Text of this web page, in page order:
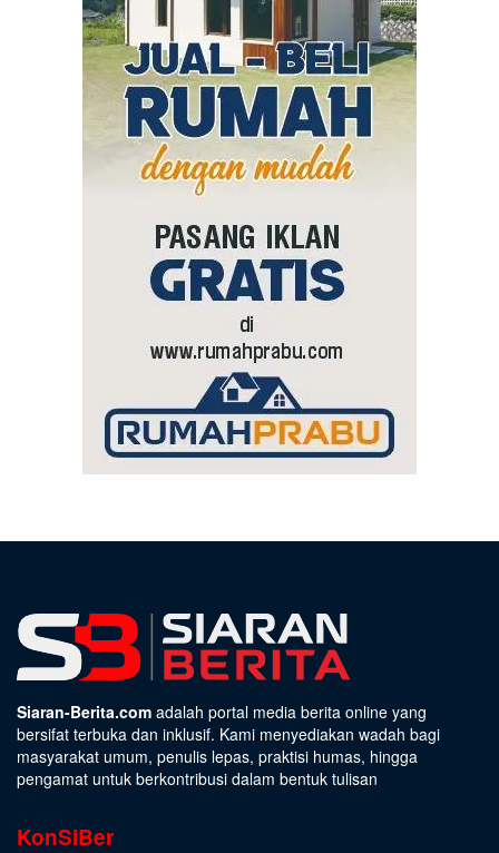
Siaran-Berita.com adalah portal media berita online yang
bersifat terbuka dan inklusif. Kami menyediakan wadah bagi
masyarakat umum, penulis lepas, praktisi humas, hingga
pengamat untuk berkontribusi dalam bentuk tulisan
KonSiBer